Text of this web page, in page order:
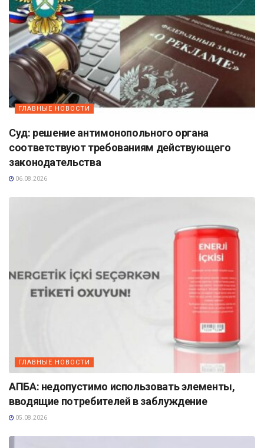
ГЛАВНЫЕ НОВОСТИ
Суд: решение антимонопольного органа
соответствуют требованиям действующего
законодательства
06.08.2026
ГЛАВНЫЕ НОВОСТИ
АПБА: недопустимо использовать элементы,
вводящие потребителей в заблуждение
05.08.2026